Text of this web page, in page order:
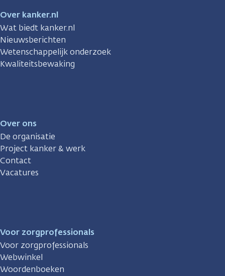
Over kanker.nl
Wat biedt kanker.nl
Nieuwsberichten
Wetenschappelijk onderzoek
Kwaliteitsbewaking
Over ons
De organisatie
Project kanker & werk
Contact
Vacatures
Voor zorgprofessionals
Voor zorgprofessionals
Webwinkel
Woordenboeken